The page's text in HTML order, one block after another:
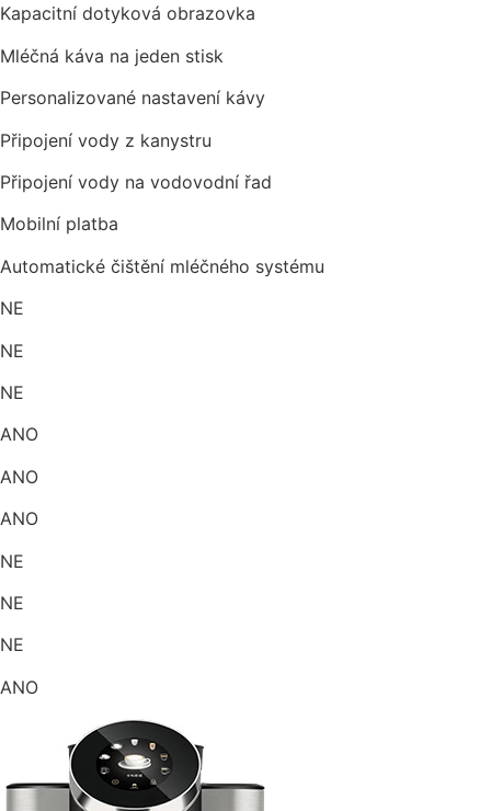
Kapacitní dotyková obrazovka
Mléčná káva na jeden stisk
Personalizované nastavení kávy
Připojení vody z kanystru
Připojení vody na vodovodní řad
Mobilní platba
Automatické čištění mléčného systému
NE
NE
NE
ANO
ANO
ANO
NE
NE
NE
ANO